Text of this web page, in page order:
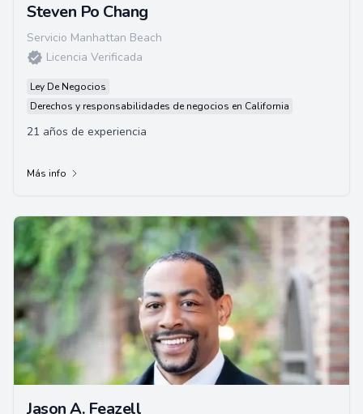
Steven Po Chang
Servicio Manhattan Beach
Licencia Verificada
Ley De Negocios
Derechos y responsabilidades de negocios en California
21 años de experiencia
Más info
Jason A. Feazell